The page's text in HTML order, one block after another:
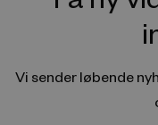
Vi sender løbende